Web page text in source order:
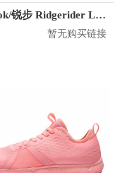
Reebok/锐步 Ridgerider Leather 训练鞋
暂无购买链接